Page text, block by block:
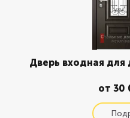
Дверь входная
от 30